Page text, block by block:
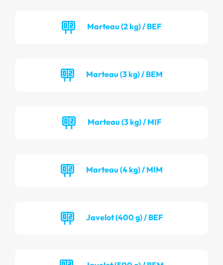
Marteau (2 kg) / BEF
Marteau (3 kg) / BEM
Marteau (3 kg) / MIF
Marteau (4 kg) / MIM
Javelot (400 g) / BEF